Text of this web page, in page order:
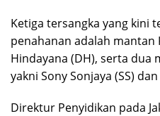
Ketiga tersangka yang kini
penahanan adalah mantan
Hindayana (DH), serta dua
yakni Sony Sonjaya (SS)
Direktur Penyidikan pada